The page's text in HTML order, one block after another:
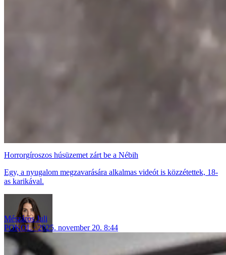
Horrorgíroszos húsüzemet zárt be a Nébih
Egy, a nyugalom megzavarására alkalmas videót is közzétettek, 18-
as karikával.
Mészáros Juli
POKOL
2025. november 20. 8:44